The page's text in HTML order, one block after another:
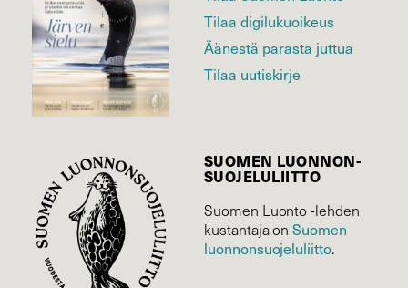
Tilaa digilukuoikeus
Äänestä parasta juttua
Tilaa uutiskirje
SUOMEN LUONNON­
SUOJELU­LIITTO
Suomen Luonto -lehden
kustantaja onSuomen
luonnonsuojelu­liitto.